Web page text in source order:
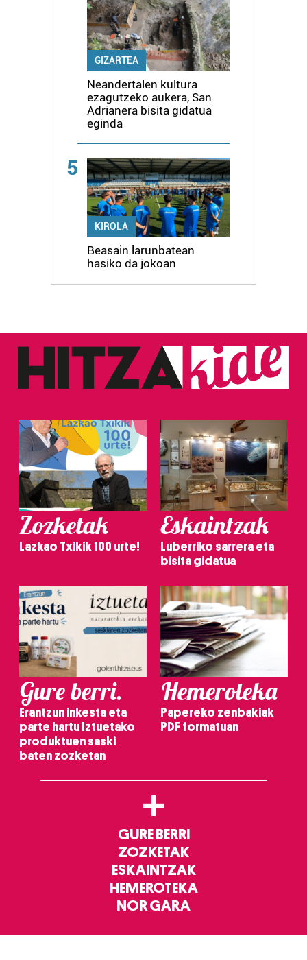
GIZARTEA
Neandertalen kultura
ezagutzeko aukera, San
Adrianera bisita gidatua
eginda
5
KIROLA
Beasain larunbatean
hasiko da jokoan
Zozketak
Lazkao Txikik 100 urte!
Eskaintzak
Luberriko sarrera eta
bisita gidatua
Gure berri.
Erantzun inkesta eta
parte hartu Iztuetako
produktuen saski
baten zozketan
Hemeroteka
Papereko zenbakiak
PDF formatuan
+
GURE BERRI
ZOZKETAK
ESKAINTZAK
HEMEROTEKA
NOR GARA